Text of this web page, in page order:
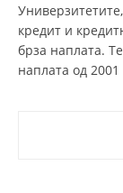
кредит и
брза наплата.
наплата од